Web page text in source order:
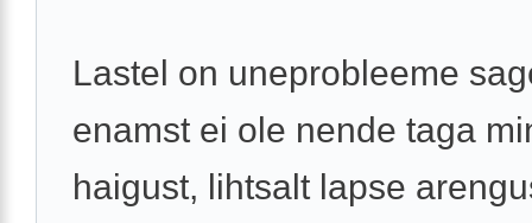
Lastel on uneprobleeme
enamst ei ole nende taga
haigust, lihtsalt lapse